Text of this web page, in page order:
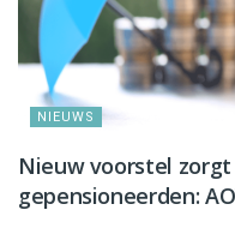
NIEUWS
Nieuw voorstel
gepensioneerden: